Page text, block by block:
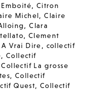
, Citron
Michel,Claire
,Clara
, Clement
Vrai Dire, collectif
,Collectif
Collectif La grosse
,Collectif
Quest,Collectif